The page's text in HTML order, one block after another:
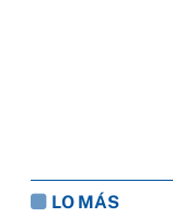
LO MÁS